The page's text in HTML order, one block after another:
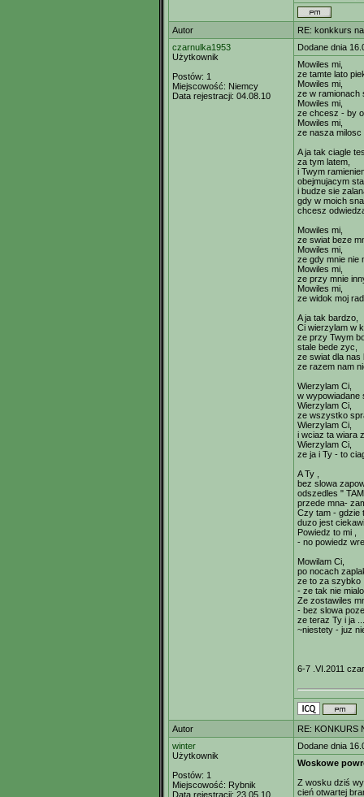
Autor
RE: konkkurs
czarnulka1953
Użytkownik
Postów: 1
Miejscowość: Niemcy
Data rejestracji: 04.08.10
Dodane dnia
Mowiles mi,
ze tamte lato
Mowiles mi,
ze w ramionach
Mowiles mi,
ze chcesz - by
Mowiles mi,
ze nasza
A ja tak ciagle
za tym latem,
i Twym
obejmujacym
i budze sie
gdy w moich
chcesz
Mowiles mi,
ze swiat beze
Mowiles mi,
ze gdy mnie nie
Mowiles mi,
ze przy mnie
Mowiles mi,
ze widok moj
A ja tak bardzo,
Ci wierzylam w
ze przy Twym
stale bede zyc,
ze swiat dla nas
ze razem nam
Wierzylam Ci,
w wypowiadane
Wierzylam Ci,
ze wszystko
Wierzylam Ci,
i wciaz ta wiara
Wierzylam Ci,
ze ja i Ty - to
A Ty ,
bez slowa
odszedles "
przede mna-
Czy tam - gdzie
duzo jest
Powiedz to mi ,
- no powiedz
Mowilam Ci,
po nocach
ze to za szybko
- ze tak nie
Ze zostawiles
- bez slowa
ze teraz Ty i ja ...
~niestety - juz
6-7 .VI.2011
Autor
RE: KONKURS
winter
Użytkownik
Postów: 1
Miejscowość: Rybnik
Data rejestracji: 23.05.10
Dodane dnia
Woskowe
Z wosku dziś
cień otwartej